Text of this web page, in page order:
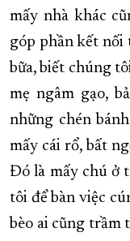
mấy nhà khác
góp phần kết nối
bữa, biết chúng
mẹ ngâm gạo,
những chén
mấy cái rổ, bất
Đó là mấy chú ở
tôi để bàn việc
bèo ai cũng trầm